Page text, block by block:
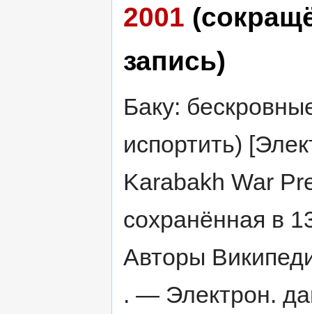
2001
запись)
Баку:
испортить)
Karabakh War
сохранённая в
Авторы
. — Электрон.